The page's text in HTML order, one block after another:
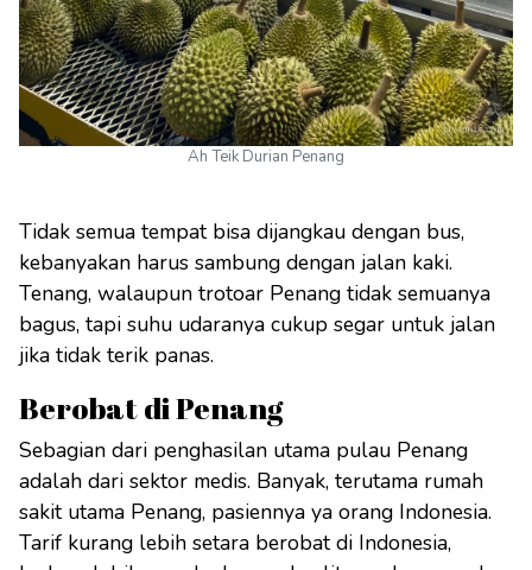
Ah Teik Durian Penang
Tidak semua tempat bisa dijangkau dengan bus,
kebanyakan harus sambung dengan jalan kaki.
Tenang, walaupun trotoar Penang tidak semuanya
bagus, tapi suhu udaranya cukup segar untuk jalan
jika tidak terik panas.
Berobat di Penang
Sebagian dari penghasilan utama pulau Penang
adalah dari sektor medis. Banyak, terutama rumah
sakit utama Penang, pasiennya ya orang Indonesia.
Tarif kurang lebih setara berobat di Indonesia,